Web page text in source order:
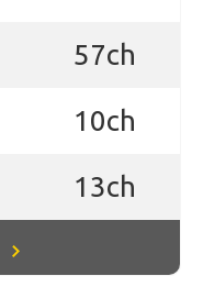
57ch
10ch
13ch